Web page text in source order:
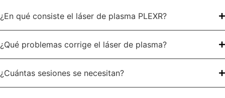
¿En qué consiste el láser de plasma PLEXR?
¿Qué problemas corrige el láser de plasma?
¿Cuántas sesiones se necesitan?